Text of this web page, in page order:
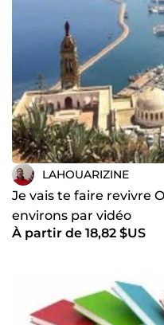
LAHOUARIZINE
Je vais te faire revivre
environs par vidéo
À partir de 18,82 $US